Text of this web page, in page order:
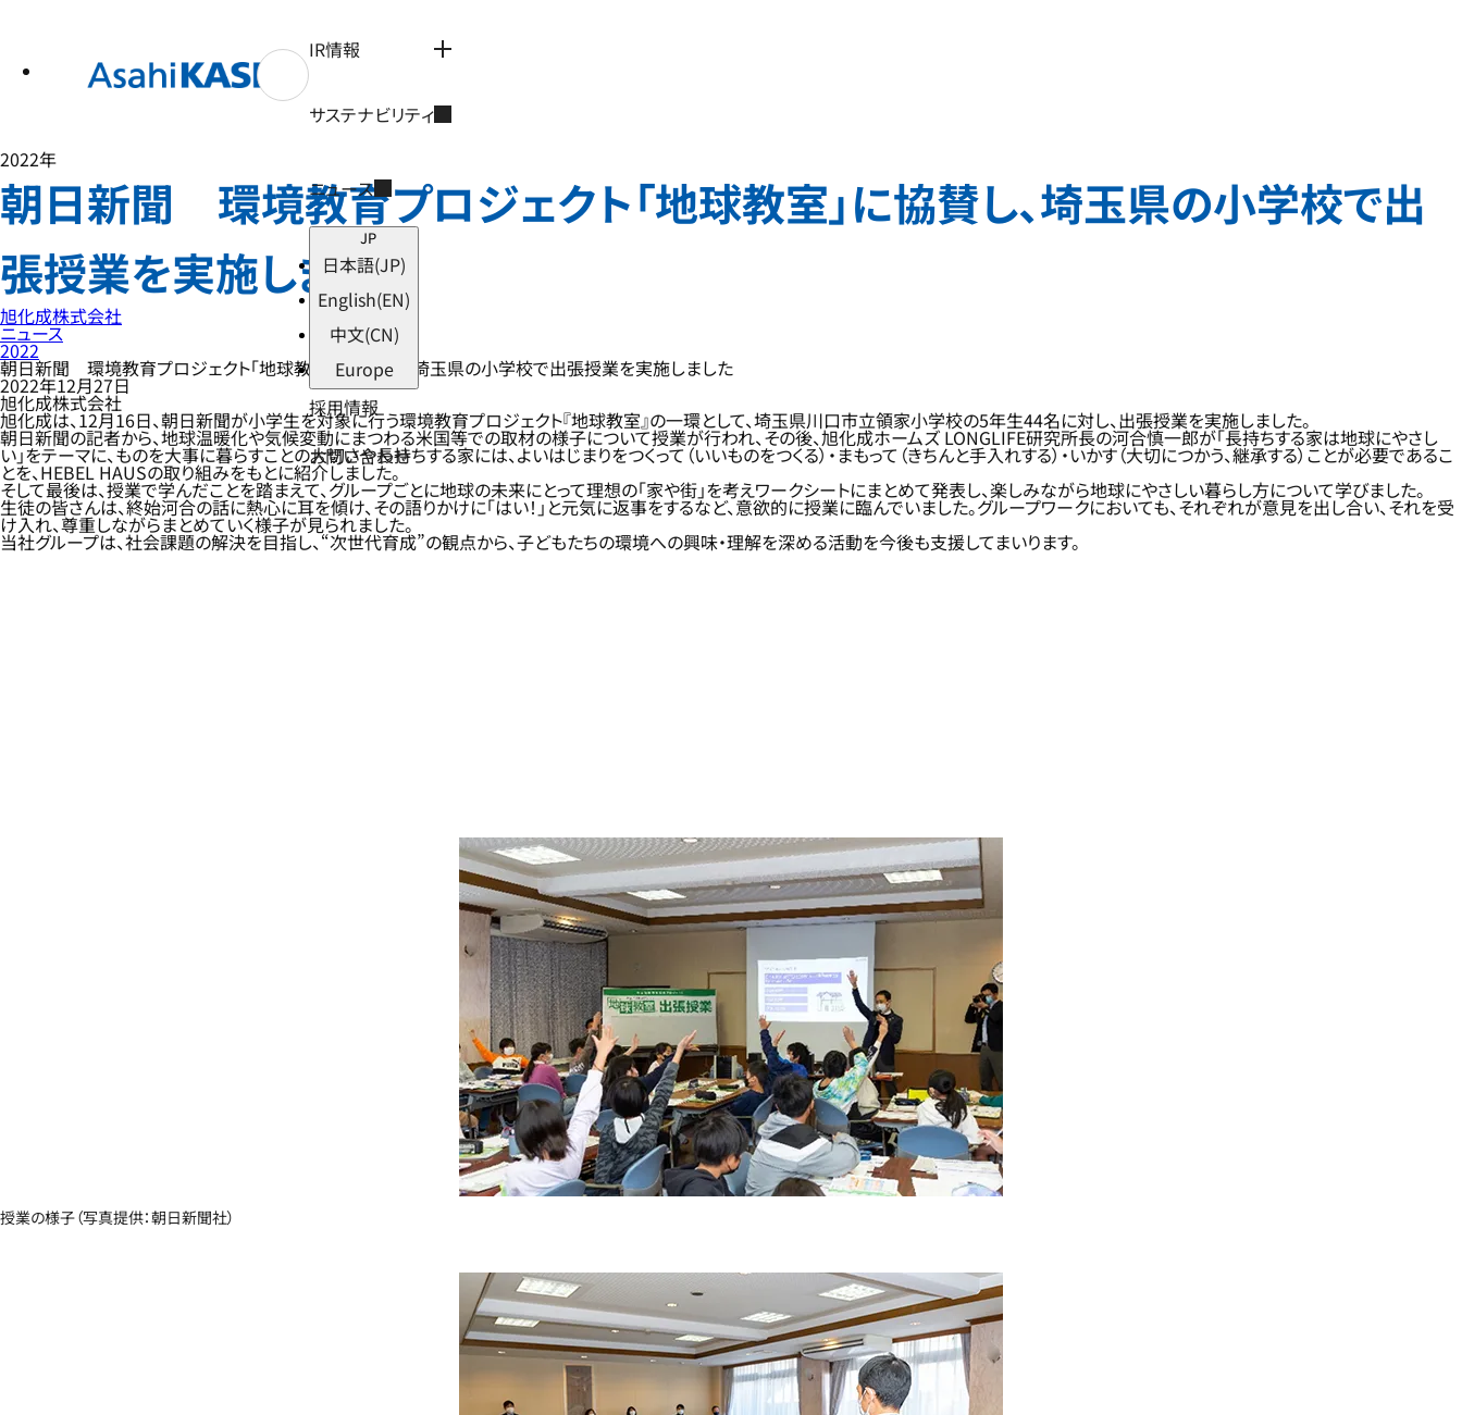
IR情報
サステナビリティ
ニュース
JP
日本語(JP)
English(EN)
中文(CN)
Europe
採用情報
お問い合わせ
2022年
朝日新聞 環境教育プロジェクト「地球教室」に協賛し、埼玉県の小学校で出
張授業を実施しました
旭化成株式会社
ニュース
2022
朝日新聞 環境教育プロジェクト「地球教室」に協賛し、埼玉県の小学校で出張授業を実施しました
2022年12月27日
旭化成株式会社
旭化成は、12月16日、朝日新聞が小学生を対象に行う環境教育プロジェクト『地球教室』の一環として、埼玉県川口市立領家小学校の5年生44名に対し、出張授業を実施しました。
朝日新聞の記者から、地球温暖化や気候変動にまつわる米国等での取材の様子について授業が行われ、その後、旭化成ホームズ LONGLIFE研究所長の河合慎一郎が「長持ちする家は地球にやさし
い」をテーマに、ものを大事に暮らすことの大切さや長持ちする家には、よいはじまりをつくって（いいものをつくる）・まもって（きちんと手入れする）・いかす（大切につかう、継承する）ことが必要であるこ
とを、HEBEL HAUSの取り組みをもとに紹介しました。
そして最後は、授業で学んだことを踏まえて、グループごとに地球の未来にとって理想の「家や街」を考えワークシートにまとめて発表し、楽しみながら地球にやさしい暮らし方について学びました。
生徒の皆さんは、終始河合の話に熱心に耳を傾け、その語りかけに「はい！」と元気に返事をするなど、意欲的に授業に臨んでいました。グループワークにおいても、それぞれが意見を出し合い、それを受
け入れ、尊重しながらまとめていく様子が見られました。
当社グループは、社会課題の解決を目指し、“次世代育成”の観点から、子どもたちの環境への興味・理解を深める活動を今後も支援してまいります。
授業の様子（写真提供：朝日新聞社）